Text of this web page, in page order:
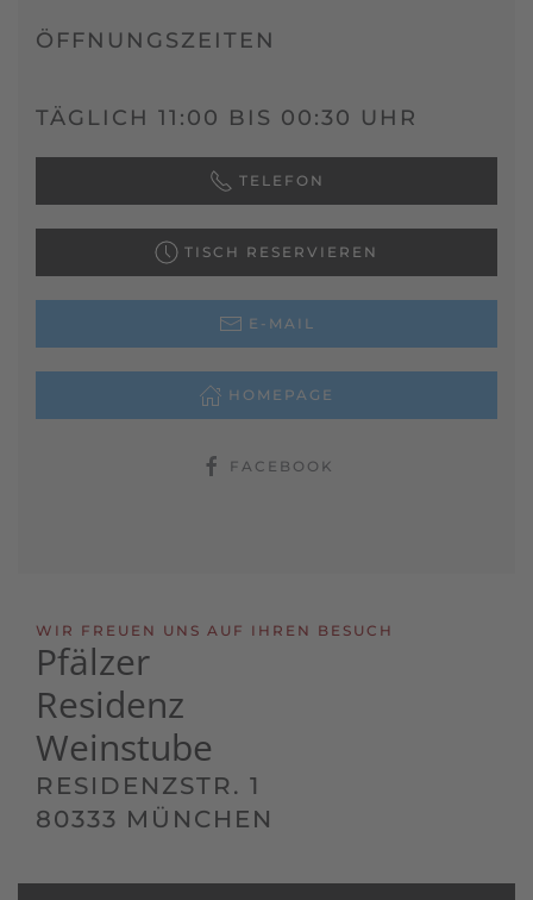
ÖFFNUNGSZEITEN
TÄGLICH 11:00 BIS 00:30 UHR
TELEFON
TISCH RESERVIEREN
E-MAIL
HOMEPAGE
FACEBOOK
WIR FREUEN UNS AUF IHREN BESUCH
Pfälzer
Residenz
Weinstube
RESIDENZSTR. 1
80333 MÜNCHEN